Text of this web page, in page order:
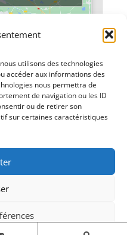
utilisons des technologies
accéder aux informations des
nous permettra de
de navigation ou les ID
ou de retirer son
sur certaines caractéristiques
Saint Germain »